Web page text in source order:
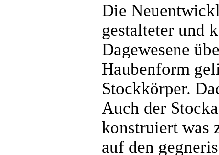
Die
gestalteter und
Dagewesene
Haubenform
Stockkörper.
Auch der
konstruiert was
auf den